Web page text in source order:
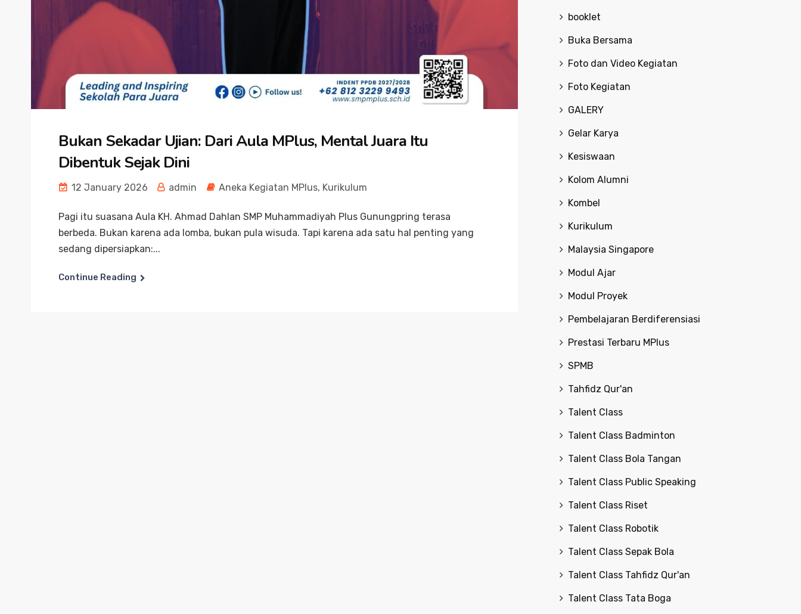
Bukan Sekadar Ujian: Dari Aula MPlus, Mental Juara Itu
Dibentuk Sejak Dini
12 January 2026 admin Aneka Kegiatan MPlus, Kurikulum
Pagi itu suasana Aula KH. Ahmad Dahlan SMP Muhammadiyah Plus Gunungpring terasa
berbeda. Bukan karena ada lomba, bukan pula wisuda. Tapi karena ada satu hal penting yang
sedang dipersiapkan:...
Continue Reading
booklet
Buka Bersama
Foto dan Video Kegiatan
Foto Kegiatan
GALERY
Gelar Karya
Kesiswaan
Kolom Alumni
Kombel
Kurikulum
Malaysia Singapore
Modul Ajar
Modul Proyek
Pembelajaran Berdiferensiasi
Prestasi Terbaru MPlus
SPMB
Tahfidz Qur'an
Talent Class
Talent Class Badminton
Talent Class Bola Tangan
Talent Class Public Speaking
Talent Class Riset
Talent Class Robotik
Talent Class Sepak Bola
Talent Class Tahfidz Qur'an
Talent Class Tata Boga